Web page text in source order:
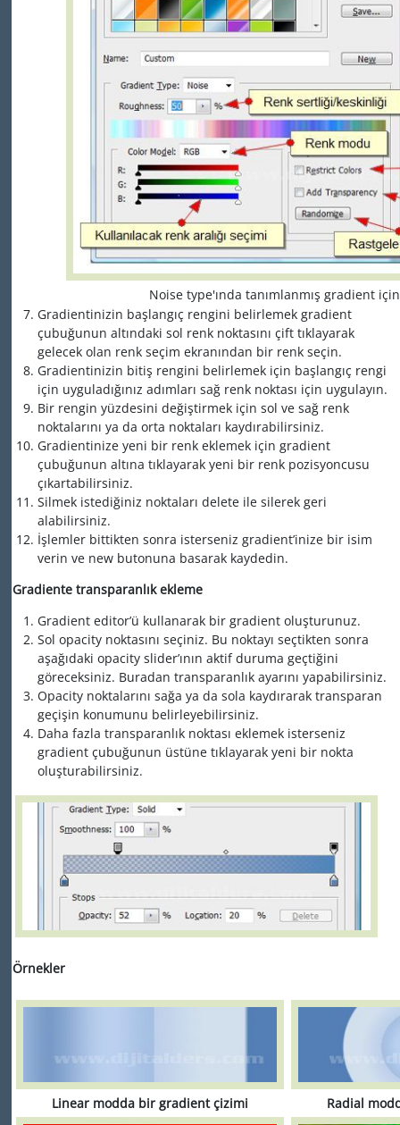
Noise type'ında tanımlanmış gradient
Gradientinizin başlangıç rengini belirlemek gradient
çubuğunun altındaki sol renk noktasını çift tıklayarak
gelecek olan renk seçim ekranından bir renk seçin.
Gradientinizin bitiş rengini belirlemek için başlangıç rengi
için uyguladığınız adımları sağ renk noktası için uygulayın.
Bir rengin yüzdesini değiştirmek için sol ve sağ renk
noktalarını ya da orta noktaları kaydırabilirsiniz.
Gradientinize yeni bir renk eklemek için gradient
çubuğunun altına tıklayarak yeni bir renk pozisyoncusu
çıkartabilirsiniz.
Silmek istediğiniz noktaları delete ile silerek geri
alabilirsiniz.
İşlemler bittikten sonra isterseniz gradient’inize bir isim
verin ve new butonuna basarak kaydedin.
Gradiente transparanlık ekleme
Gradient editor’ü kullanarak bir gradient oluşturunuz.
Sol opacity noktasını seçiniz. Bu noktayı seçtikten sonra
aşağıdaki opacity slider’ının aktif duruma geçtiğini
göreceksiniz. Buradan transparanlık ayarını yapabilirsiniz.
Opacity noktalarını sağa ya da sola kaydırarak transparan
geçişin konumunu belirleyebilirsiniz.
Daha fazla transparanlık noktası eklemek isterseniz
gradient çubuğunun üstüne tıklayarak yeni bir nokta
oluşturabilirsiniz.
Örnekler
Linear modda bir gradient çizimi Radial